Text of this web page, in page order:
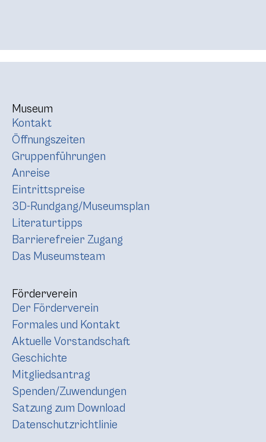
Museum
Kontakt
Öffnungszeiten
Gruppenführungen
Anreise
Eintrittspreise
3D-Rundgang/Museumsplan
Literaturtipps
Barrierefreier Zugang
Das Museumsteam
Förderverein
Der Förderverein
Formales und Kontakt
Aktuelle Vorstandschaft
Geschichte
Mitgliedsantrag
Spenden/Zuwendungen
Satzung zum Download
Datenschutzrichtlinie